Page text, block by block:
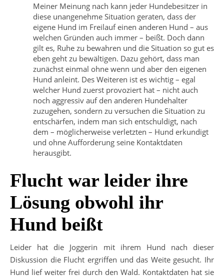
Meiner Meinung nach kann jeder Hundebesitzer in
diese unangenehme Situation geraten, dass der
eigene Hund im Freilauf einen anderen Hund – aus
welchen Gründen auch immer – beißt. Doch dann
gilt es, Ruhe zu bewahren und die Situation so gut es
eben geht zu bewältigen. Dazu gehört, dass man
zunächst einmal ohne wenn und aber den eigenen
Hund anleint. Des Weiteren ist es wichtig – egal
welcher Hund zuerst provoziert hat – nicht auch
noch aggressiv auf den anderen Hundehalter
zuzugehen, sondern zu versuchen die Situation zu
entschärfen, indem man sich entschuldigt, nach
dem – möglicherweise verletzten – Hund erkundigt
und ohne Aufforderung seine Kontaktdaten
herausgibt.
Flucht war leider ihre
Lösung obwohl ihr
Hund beißt
Leider hat die Joggerin mit ihrem Hund nach dieser
Diskussion die Flucht ergriffen und das Weite gesucht. Ihr
Hund lief weiter frei durch den Wald. Kontaktdaten hat sie